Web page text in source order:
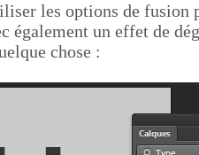
les options de fusion
également un effet de
chose :